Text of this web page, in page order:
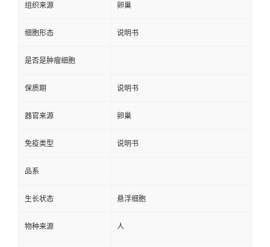
组织来源 卵巢
细胞形态 说明书
是否是肿瘤细胞
保质期 说明书
器官来源 卵巢
免疫类型 说明书
品系
生长状态 悬浮细胞
物种来源 人